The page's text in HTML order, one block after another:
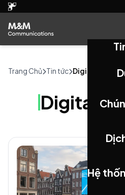
Hệ
Trang Chủ Tin tức Digital
Digital